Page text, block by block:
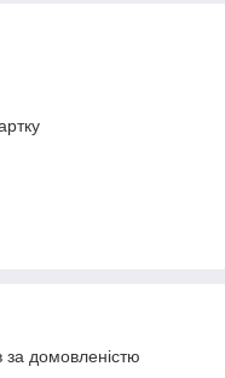
домовленістю